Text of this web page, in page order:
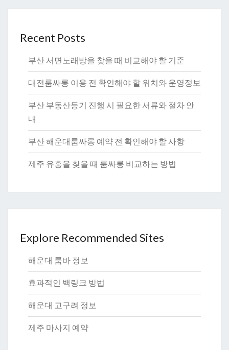
Recent Posts
부산 서면노래방을 찾을 때 비교해야 할 기준
대전룸싸롱 이용 전 확인해야 할 위치와 운영정보
부산 부동산등기 진행 시 필요한 서류와 절차 안
내
부산 해운대룸싸롱 예약 전 확인해야 할 사항
제주 유흥을 찾을 때 룸싸롱 비교하는 방법
Explore Recommended Sites
해운대 룸바 정보
효과적인 백링크 방법
해운대 고구려 정보
제주 마사지 예약